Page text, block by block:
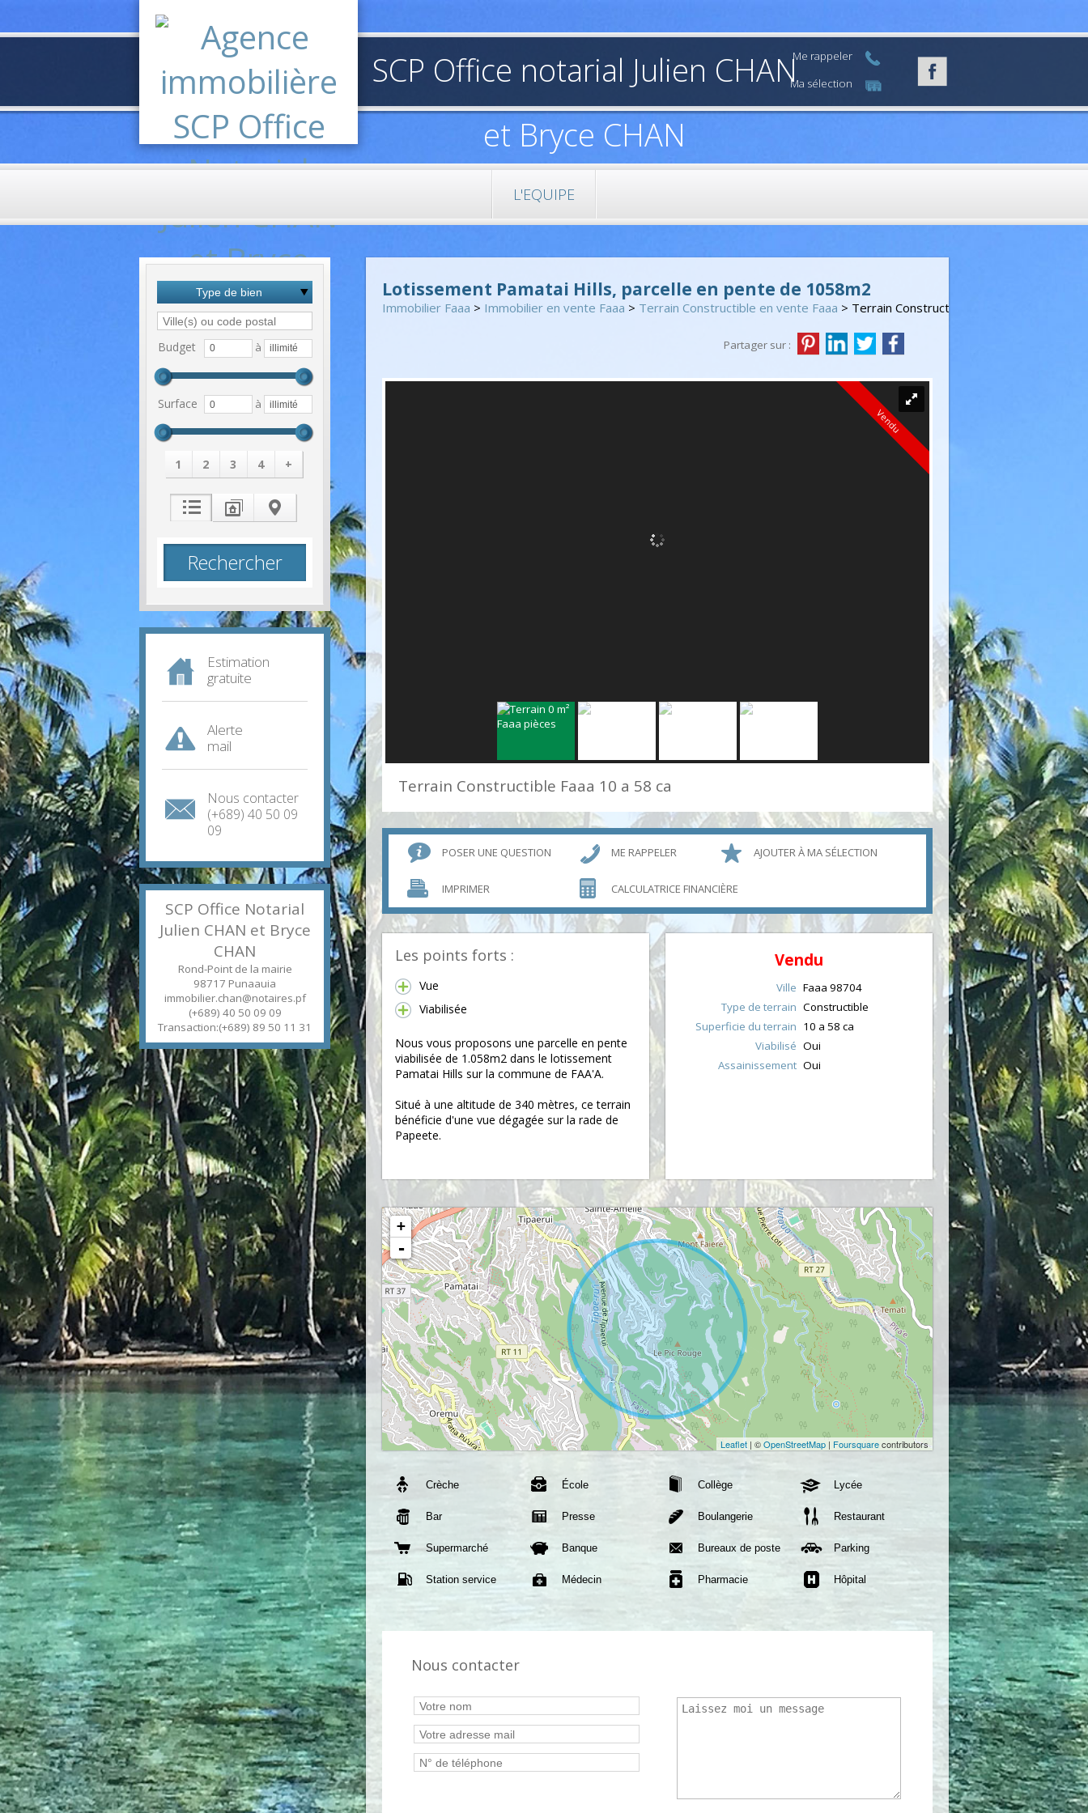
SCP Office notarial Julien CHAN
et Bryce CHAN
Me rappeler
Ma sélection
L'EQUIPE
Type de bien
Budget à
Surface à
1 2 3 4 +
Estimation
gratuite
Alerte
mail
Nous contacter
(+689) 40 50 09
09
SCP Office Notarial
Julien CHAN et Bryce
CHAN
Rond-Point de la mairie
98717 Punaauia
immobilier.chan@notaires.pf
(+689) 40 50 09 09
Transaction:(+689) 89 50 11 31
Lotissement Pamatai Hills, parcelle en pente de 1058m2
Immobilier Faaa > Immobilier en vente Faaa > Terrain Constructible en vente Faaa > Terrain Constructible VT328
Partager sur :
Vendu
Terrain Constructible Faaa 10 a 58 ca
POSER UNE QUESTION ME RAPPELER AJOUTER À MA SÉLECTION
IMPRIMER CALCULATRICE FINANCIÈRE
Les points forts :
Vue
Viabilisée
Nous vous proposons une parcelle en pente
viabilisée de 1.058m2 dans le lotissement
Pamatai Hills sur la commune de FAA'A.
Situé à une altitude de 340 mètres, ce terrain
bénéficie d'une vue dégagée sur la rade de
Papeete.
Vendu
Ville Faaa 98704
Type de terrain Constructible
Superficie du terrain 10 a 58 ca
Viabilisé Oui
Assainissement Oui
+
-
Leaflet | ©OpenStreetMap | Foursquarecontributors
Crèche École Collège Lycée
Bar Presse Boulangerie Restaurant
Supermarché Banque Bureaux de poste Parking
Station service Médecin Pharmacie Hôpital
Nous contacter